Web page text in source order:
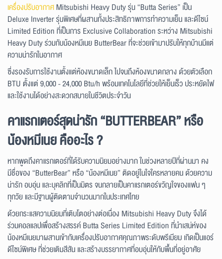
เครื่องปรับอากาศMitsubishi Heavy Duty รุ่น “Butta Series” เป็น
Deluxe Inverter รุ่นพิเศษที่ผสานทั้งประสิทธิภาพการทำความเย็น และดีไซน์
Limited Edition ที่เป็นการ Exclusive Collaboration ระหว่าง Mitsubishi
Heavy Duty ร่วมกับน้องหมีเนย ButterBear ที่จะช่วยเข้ามาปรับให้ทุกบ้านมีแต่
ความน่ารักในอากาศ
ซึ่งรองรับการใช้งานตั้งแต่ห้องขนาดเล็ก ไปจนถึงห้องขนาดกลาง ด้วยตัวเลือก
BTU ตั้งแต่ 9,000 - 24,000 Btu/h พร้อมเทคโนโลยีที่ช่วยให้เย็นเร็ว ประหยัดไฟ
และใช้งานได้อย่างสะดวกสบายในชีวิตประจำวัน
คาแรกเตอร์สุดน่ารัก “BUTTERBEAR” หรือ
น้องหมีเนย คืออะไร ?
หากพูดถึงคาแรกเตอร์ที่ได้รับความนิยมอย่างมาก ในช่วงหลายปีที่ผ่านมา คง
มีชื่อของ “ButterBear” หรือ “น้องหมีเนย” ติดอยู่ในใจใครหลายคน ด้วยความ
น่ารัก อบอุ่น และบุคลิกที่เป็นมิตร จนกลายเป็นคาแรกเตอร์ขวัญใจของแฟน ๆ
ทุกวัย และมีฐานผู้ติดตามจำนวนมากในประเทศไทย
ด้วยกระแสความนิยมที่เติบโตอย่างต่อเนื่อง Mitsubishi Heavy Duty จึงได้
ร่วมคอลแลปเพื่อสร้างสรรค์ Butta Series Limited Edition ที่นำเสน่ห์ของ
น้องหมีเนยมาผสานเข้ากับเครื่องปรับอากาศคุณภาพระดับพรีเมียม เกิดเป็นแอร์
ดีไซน์พิเศษ ที่ช่วยเติมสีสัน และสร้างบรรยากาศที่อบอุ่นให้กับพื้นที่อยู่อาศัย